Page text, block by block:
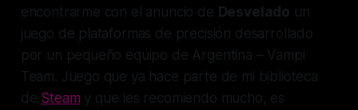
encontrarme con el anuncio de Desvelado un
juego de plataformas de precisión desarrollado
por un pequeño equipo de Argentina – Vampi
Team. Juego que ya hace parte de mi biblioteca
de Steam y que les recomiendo mucho, es